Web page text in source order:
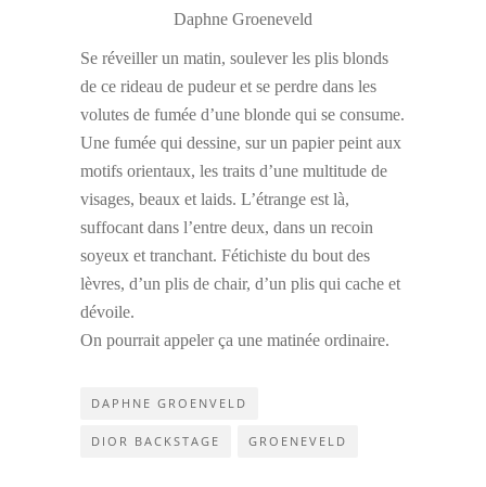
Daphne Groeneveld
Se réveiller un matin, soulever les plis blonds
de ce rideau de pudeur et se perdre dans les
volutes de fumée d’une blonde qui se consume.
Une fumée qui dessine, sur un papier peint aux
motifs orientaux, les traits d’une multitude de
visages, beaux et laids. L’étrange est là,
suffocant dans l’entre deux, dans un recoin
soyeux et tranchant. Fétichiste du bout des
lèvres, d’un plis de chair, d’un plis qui cache et
dévoile.
On pourrait appeler ça une matinée ordinaire.
DAPHNE GROENVELD
DIOR BACKSTAGE GROENEVELD